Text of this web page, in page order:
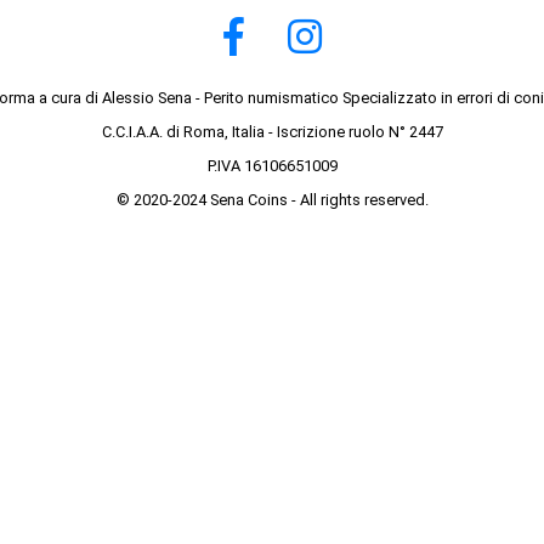
a cura di Alessio Sena - Perito numismatico Specializzato in errori di
C.C.I.A.A. di Roma, Italia - Iscrizione ruolo N° 2447
P.IVA 16106651009
© 2020-2024 Sena Coins - All rights reserved.